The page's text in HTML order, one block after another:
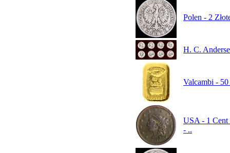
Polen - 2
H. C.
Valcambi -
USA - 1
- ..